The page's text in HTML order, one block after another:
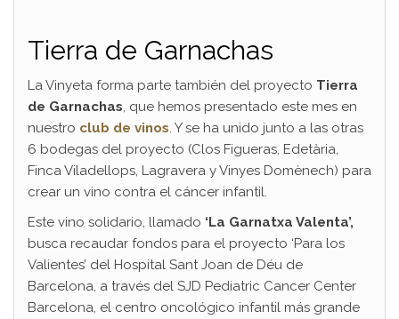
Tierra de Garnachas
La Vinyeta forma parte también del proyecto Tierra
de Garnachas, que hemos presentado este mes en
nuestro club de vinos. Y se ha unido junto a las otras
6 bodegas del proyecto (Clos Figueras, Edetària,
Finca Viladellops, Lagravera y Vinyes Domènech) para
crear un vino contra el cáncer infantil.
Este vino solidario, llamado ‘La Garnatxa Valenta’,
busca recaudar fondos para el proyecto ‘Para los
Valientes’ del Hospital Sant Joan de Déu de
Barcelona, a través del SJD Pediatric Cancer Center
Barcelona, el centro oncológico infantil más grande